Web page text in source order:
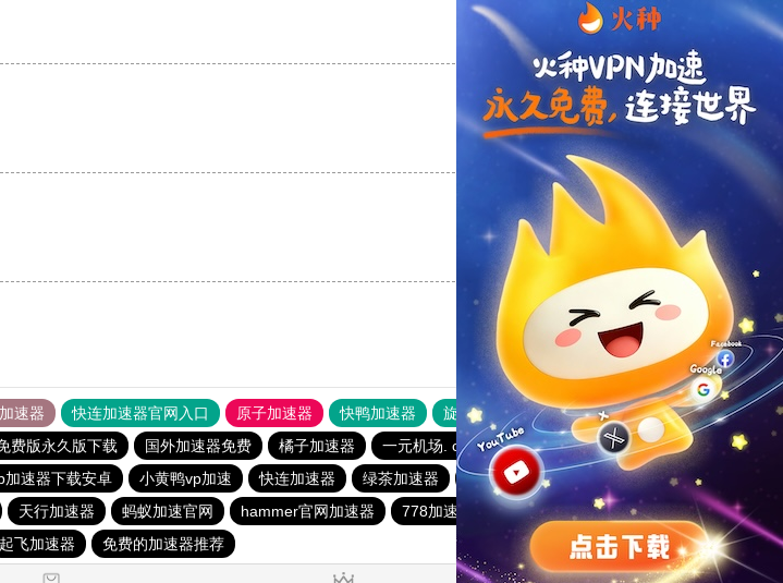
反对
反对[0]
速器 快连加速器官网入口 原子加速器 快鸭加速器 旋风加速度器 外网网址导航
软件中心
费版永久版下载 国外加速器免费 橘子加速器 一元机场. com 爬墙专用加速器
安易加速器
加速器下载安卓 小黄鸭vp加速 快连加速器 绿茶加速器 免费加速器永久免费版
银河加速器
天行加速器 蚂蚁加速官网 hammer官网加速器 778加速器
免费加速器永久免费版
起飞加速器 免费的加速器推荐